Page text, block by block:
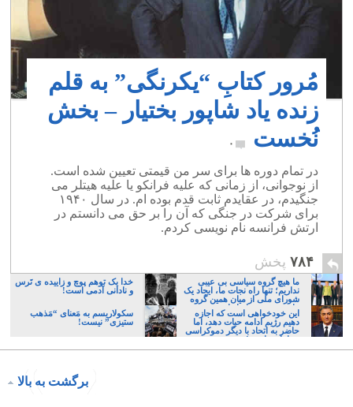
مُرور کتابِ “یکرنگی” به قلم
زنده یاد شاپور بختیار – بخش
نُخست
۰
در تمام دوره ها برای سر من قیمتی تعیین شده است.
از نوجوانی، از زمانی که علیه فرانکو یا علیه هیتلر می
جنگیدم، در عقایدم ثابت قدم بوده ام. در سال ۱۹۴۰
برای شرکت در جنگی که آن را بر حق می دانستم در
ارتش فرانسه نام نویسی کردم.
۷۸۴ پخش
ما هیچ گروه سیاسی بی عیبی
نداریم؛ تنها راه نجات ما، ایجاد یک
شورای ملی از میان همین گروه
های پر عیب و ایراد است
خدا یک توهم پوچ و زاییده ی تَرس
و نادانی آدمی است!
این خودخواهی است که اجازه
دهیم رژیم ادامه حیات دهد، اما
حاضر به اتحاد با دیگر دموکراسی
خواهان نباشیم!
سکولاریسم به مَعنای “مَذهب
ستیزی” نیست!
برگشت به بالا